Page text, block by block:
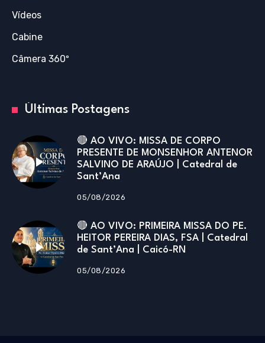
Vídeos
Cabine
Câmera 360º
Últimas Postagens
🔴 AO VIVO: MISSA DE CORPO
PRESENTE DE MONSENHOR ANTENOR
SALVINO DE ARAÚJO | Catedral de
Sant’Ana
05/08/2026
🔴 AO VIVO: PRIMEIRA MISSA DO PE.
HEITOR PEREIRA DIAS, FSA | Catedral
de Sant’Ana | Caicó-RN
05/08/2026